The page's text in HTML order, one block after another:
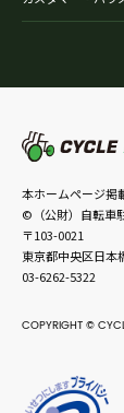
本ホームページ掲
©（公財）自転車
〒103-0021
東京都中央区日本
03-6262-5322
COPYRIGHT ©